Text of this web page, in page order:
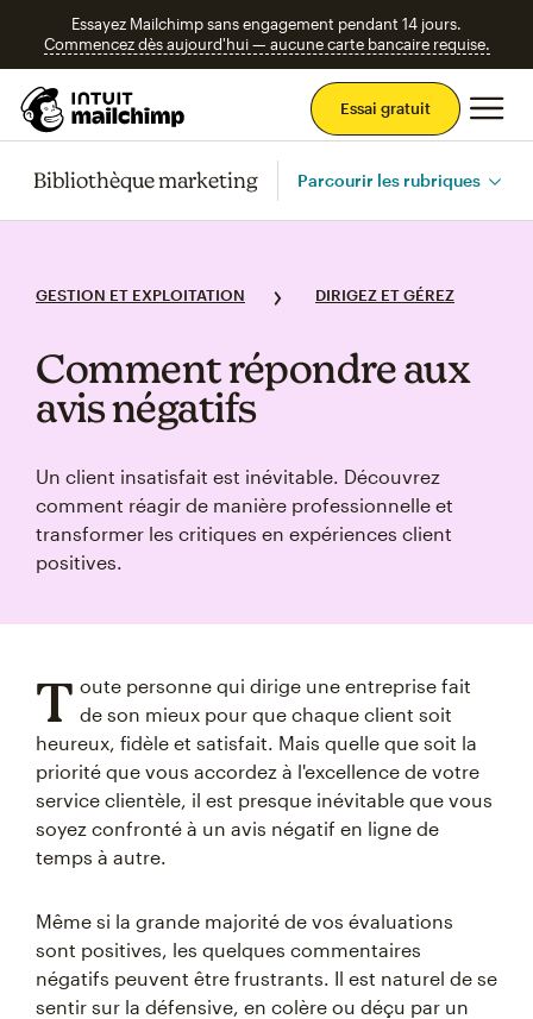
Essayez Mailchimp sans engagement pendant 14 jours.
Commencez dès aujourd'hui — aucune carte bancaire requise.
Essai gratuit
Bibliothèque marketing Parcourir les rubriques
GESTION ET EXPLOITATION DIRIGEZ ET GÉREZ
Comment répondre aux
avis négatifs
Un client insatisfait est inévitable. Découvrez
comment réagir de manière professionnelle et
transformer les critiques en expériences client
positives.
T oute personne qui dirige une entreprise fait
de son mieux pour que chaque client soit
heureux, fidèle et satisfait. Mais quelle que soit la
priorité que vous accordez à l'excellence de votre
service clientèle, il est presque inévitable que vous
soyez confronté à un avis négatif en ligne de
temps à autre.
Même si la grande majorité de vos évaluations
sont positives, les quelques commentaires
négatifs peuvent être frustrants. Il est naturel de se
sentir sur la défensive, en colère ou déçu par un